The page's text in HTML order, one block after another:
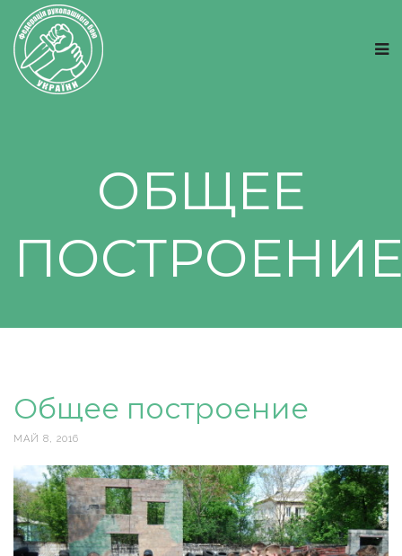
ОБЩЕЕ
ПОСТРОЕНИЕ
Общее построение
МАЙ 8, 2016